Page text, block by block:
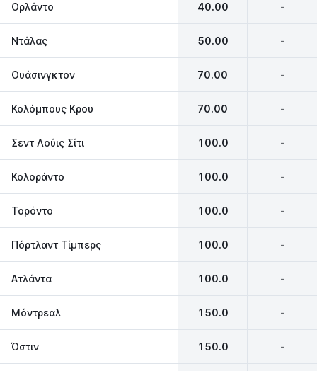
Ορλάντο 40.00 -
Ντάλας 50.00 -
Oυάσινγκτον 70.00 -
Κολόμπους Κρου 70.00 -
Σεντ Λούις Σίτι 100.0 -
Κολοράντο 100.0 -
Τορόντο 100.0 -
Πόρτλαντ Τίμπερς 100.0 -
Ατλάντα 100.0 -
Μόντρεαλ 150.0 -
Όστιν 150.0 -